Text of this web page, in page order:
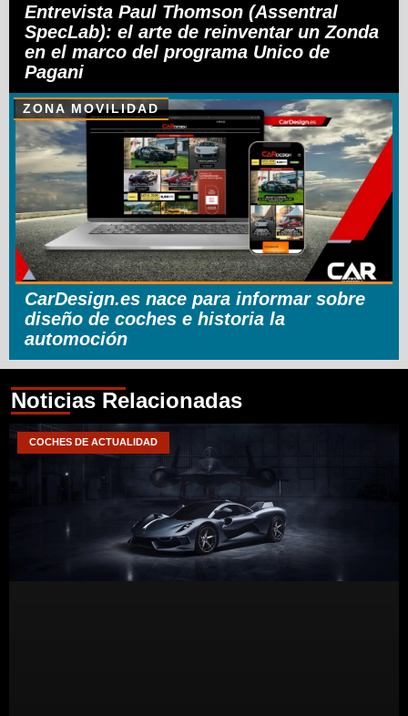
Entrevista Paul Thomson (Assentral
SpecLab): el arte de reinventar un Zonda
en el marco del programa Unico de
Pagani
ZONA MOVILIDAD
CarDesign.es nace para informar sobre
diseño de coches e historia la
automoción
Noticias Relacionadas
COCHES DE ACTUALIDAD